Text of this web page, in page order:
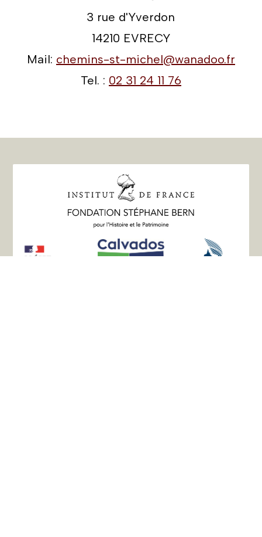
3 rue d'Yverdon
14210 EVRECY
Mail: chemins-st-michel@wanadoo.fr
Tel. : 02 31 24 11 76